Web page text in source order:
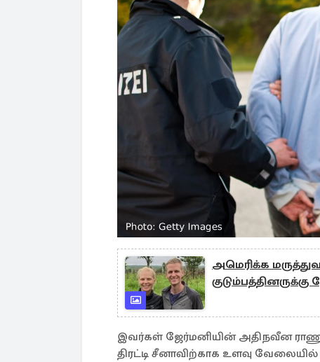
அமெரிக்க
இவர்கள் ஜேர்மனியின் அதிநவீன
திரட்டி சீனாவிற்காக உளவு வேலையில்